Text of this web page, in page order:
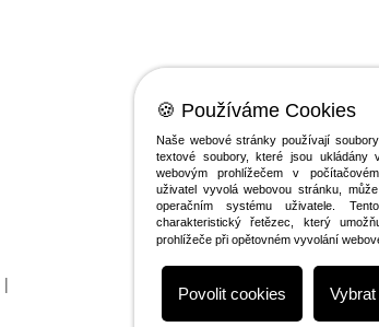
|
🍪 Používáme Cookies
Naše webové stránky používají
textové soubory, které jsou ukládány
webovým prohlížečem v
uživatel vyvolá webovou stránku,
operačním systému uživatele.
charakteristický řetězec, který
prohlížeče při opětovném vyvolání
Povolit cookies